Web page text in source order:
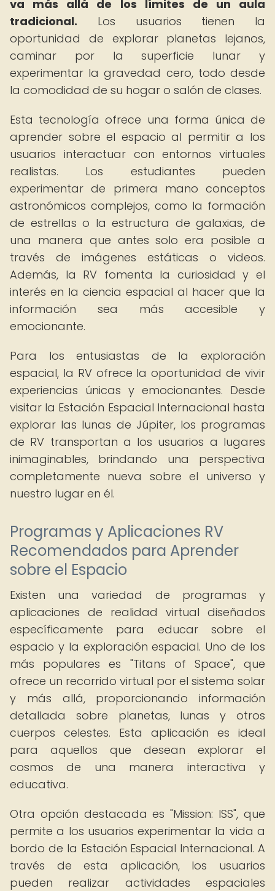
va más allá de los límites de un aula
tradicional. Los usuarios tienen la
oportunidad de explorar planetas lejanos,
caminar por la superficie lunar y
experimentar la gravedad cero, todo desde
la comodidad de su hogar o salón de clases.
Esta tecnología ofrece una forma única de
aprender sobre el espacio al permitir a los
usuarios interactuar con entornos virtuales
realistas. Los estudiantes pueden
experimentar de primera mano conceptos
astronómicos complejos, como la formación
de estrellas o la estructura de galaxias, de
una manera que antes solo era posible a
través de imágenes estáticas o videos.
Además, la RV fomenta la curiosidad y el
interés en la ciencia espacial al hacer que la
información sea más accesible y
emocionante.
Para los entusiastas de la exploración
espacial, la RV ofrece la oportunidad de vivir
experiencias únicas y emocionantes. Desde
visitar la Estación Espacial Internacional hasta
explorar las lunas de Júpiter, los programas
de RV transportan a los usuarios a lugares
inimaginables, brindando una perspectiva
completamente nueva sobre el universo y
nuestro lugar en él.
Programas y Aplicaciones RV
Recomendados para Aprender
sobre el Espacio
Existen una variedad de programas y
aplicaciones de realidad virtual diseñados
específicamente para educar sobre el
espacio y la exploración espacial. Uno de los
más populares es "Titans of Space", que
ofrece un recorrido virtual por el sistema solar
y más allá, proporcionando información
detallada sobre planetas, lunas y otros
cuerpos celestes. Esta aplicación es ideal
para aquellos que desean explorar el
cosmos de una manera interactiva y
educativa.
Otra opción destacada es "Mission: ISS", que
permite a los usuarios experimentar la vida a
bordo de la Estación Espacial Internacional. A
través de esta aplicación, los usuarios
pueden realizar actividades espaciales